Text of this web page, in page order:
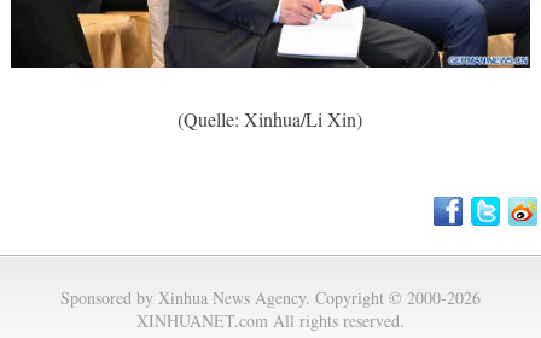
(Quelle: Xinhua/Li Xin)
Sponsored by Xinhua News Agency. Copyright © 2000-2026
XINHUANET.com All rights reserved.